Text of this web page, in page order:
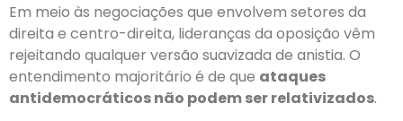
Em meio às negociações que envolvem setores da
direita e centro-direita, lideranças da oposição vêm
rejeitando qualquer versão suavizada de anistia. O
entendimento majoritário é de que ataques
antidemocráticos não podem ser relativizados.